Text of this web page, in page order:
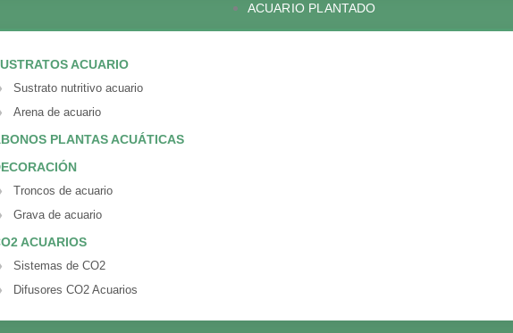
ACUARIO PLANTADO
ACUARIO
Sustrato nutritivo acuario
Arena de acuario
PLANTAS ACUÁTICAS
Troncos de acuario
Grava de acuario
ACUARIOS
Sistemas de CO2
Difusores CO2 Acuarios